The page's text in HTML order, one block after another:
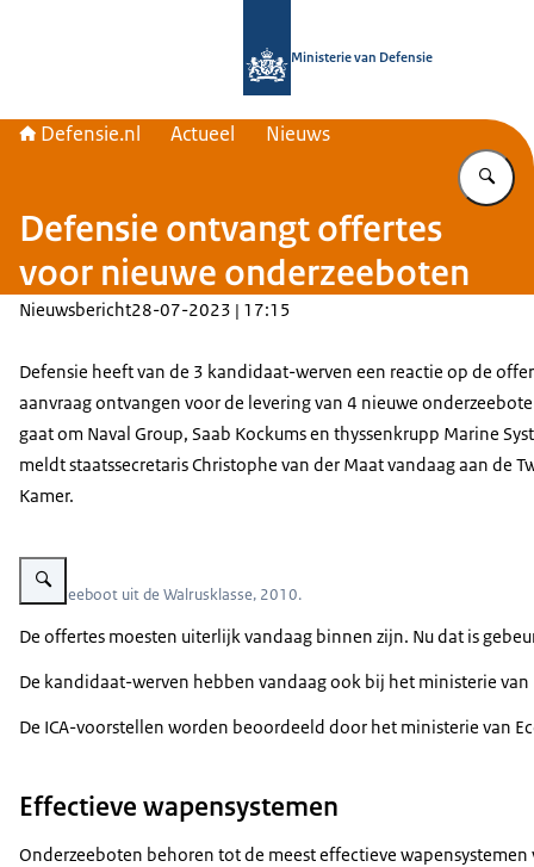
Ministerie van Defensie
Defensie.nl Actueel Nieuws
Defensie ontvangt offertes
voor nieuwe onderzeeboten
Nieuwsbericht28-07-2023 | 17:15
Defensie heeft van de 3 kandidaat-werven een reactie op de
aanvraag ontvangen voor de levering van 4 nieuwe
gaat om Naval Group, Saab Kockums en thyssenkrupp Marine
meldt staatssecretaris Christophe van der Maat vandaag aan de
Kamer.
Vergroot afbeelding Onderzeeboot uit de Walrusklasse.
Onderzeeboot uit de Walrusklasse, 2010.
De offertes moesten uiterlijk vandaag binnen zijn. Nu dat is
De kandidaat-werven hebben vandaag ook bij het ministerie
De ICA-voorstellen worden beoordeeld door het ministerie van
Effectieve wapensystemen
Onderzeeboten behoren tot de meest effectieve